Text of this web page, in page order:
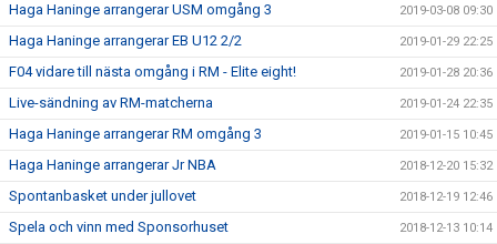
Haga Haninge arrangerar USM omgång 3 2019-03-08 09:30
Haga Haninge arrangerar EB U12 2/2 2019-01-29 22:25
F04 vidare till nästa omgång i RM - Elite eight! 2019-01-28 20:36
Live-sändning av RM-matcherna 2019-01-24 22:35
Haga Haninge arrangerar RM omgång 3 2019-01-15 10:45
Haga Haninge arrangerar Jr NBA 2018-12-20 15:32
Spontanbasket under jullovet 2018-12-19 12:46
Spela och vinn med Sponsorhuset 2018-12-13 10:14